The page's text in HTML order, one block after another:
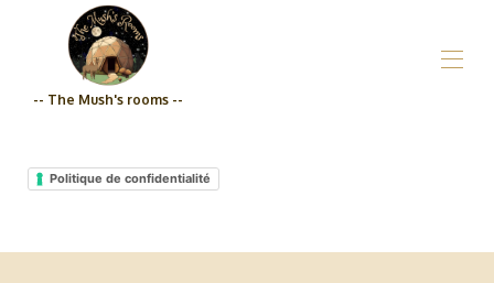
-- The Mush's rooms --
¿Quiénes somos?_Las habitaciones de los Hongos
Precios
Politique de confidentialité